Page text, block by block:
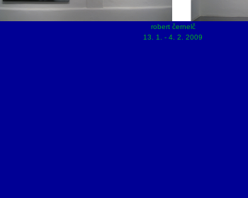
robert černelč
13. 1. - 4. 2. 2009